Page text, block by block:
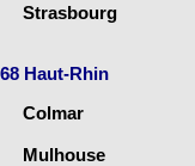
Strasbourg
68 Haut-Rhin
Colmar
Mulhouse